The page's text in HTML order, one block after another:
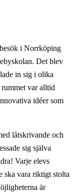
i Norrköping
Det blev
in sig i olika
var alltid
idéer som
låtskrivande och
sig själva
Varje elevs
ska vara riktigt stolta
är